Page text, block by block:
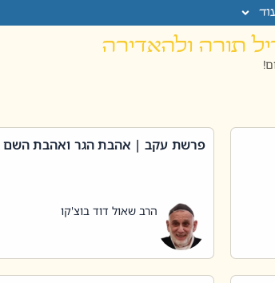
תורה ולהאדירה
פרשת עקב | אהבת הגר ואהבת השם
הרב שאול דוד בוצ'קו